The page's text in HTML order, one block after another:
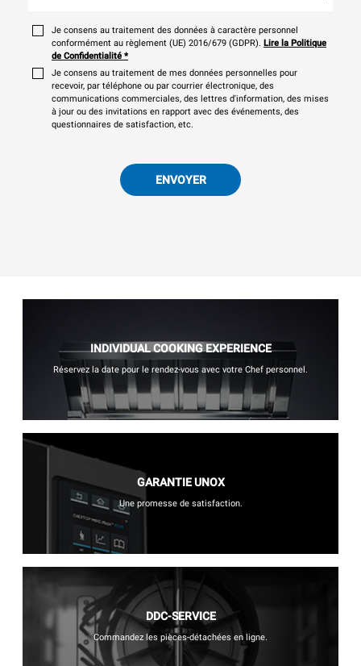
Je consens au traitement des données à caractère personnel
conformément au règlement (UE) 2016/679 (GDPR). Lire la Politique
de Confidentialité *
Je consens au traitement de mes données personnelles pour
recevoir, par téléphone ou par courrier électronique, des
communications commerciales, des lettres d'information, des mises
à jour ou des invitations en rapport avec des événements, des
questionnaires de satisfaction, etc.
ENVOYER
INDIVIDUAL COOKING EXPERIENCE
Réservez la date pour le rendez-vous avec votre Chef personnel.
GARANTIE UNOX
Une promesse de satisfaction.
DDC-SERVICE
Commandez les pièces-détachées en ligne.